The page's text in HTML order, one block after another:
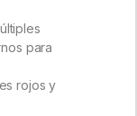
para
rojos y